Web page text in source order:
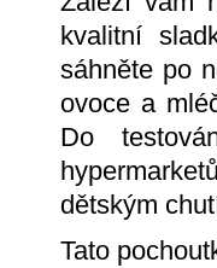
kvalitní
sáhněte po
ovoce a
Do
dětským
Tato